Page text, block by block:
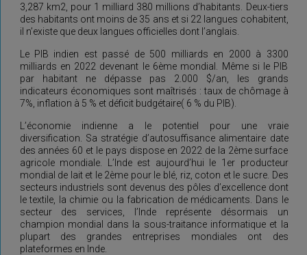
3,287 km2, pour 1 milliard 380 millions d’habitants. Deux-tiers
des habitants ont moins de 35 ans et si 22 langues cohabitent,
il n’existe que deux langues officielles dont l’anglais.
Le PIB indien est passé de 500 milliards en 2000 à 3300
milliards en 2022 devenant le 6ème mondial. Même si le PIB
par habitant ne dépasse pas 2.000 $/an, les grands
indicateurs économiques sont maîtrisés : taux de chômage à
7%, inflation à 5 % et déficit budgétaire( 6 % du PIB).
L’économie indienne a le potentiel pour une vraie
diversification. Sa stratégie d’autosuffisance alimentaire date
des années 60 et le pays dispose en 2022 de la 2ème surface
agricole mondiale. L’Inde est aujourd’hui le 1er producteur
mondial de lait et le 2ème pour le blé, riz, coton et le sucre. Des
secteurs industriels sont devenus des pôles d’excellence dont
le textile, la chimie ou la fabrication de médicaments. Dans le
secteur des services, l’Inde représente désormais un
champion mondial dans la sous-traitance informatique et la
plupart des grandes entreprises mondiales ont des
plateformes en Inde.